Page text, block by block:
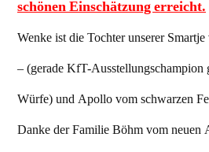
schönen Einschätzung erreicht.
Wenke ist die Tochter unserer
– (gerade KfT-Ausstellungschampion
Würfe) und Apollo vom schwarzen
Danke der Familie Böhm vom neuen